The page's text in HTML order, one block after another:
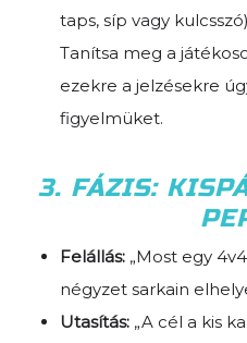
taps, síp vagy
Tanítsa meg a
ezekre a jelzésekre
figyelmüket.
3. FÁZIS:
Felállás: „Most egy
négyzet sarkain
Utasítás: „A cél a kis